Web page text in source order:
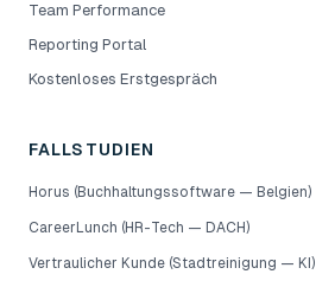
Team Performance
Reporting Portal
Kostenloses Erstgespräch
FALLSTUDIEN
Horus (Buchhaltungssoftware — Belgien)
CareerLunch (HR-Tech — DACH)
Vertraulicher Kunde (Stadtreinigung — KI)